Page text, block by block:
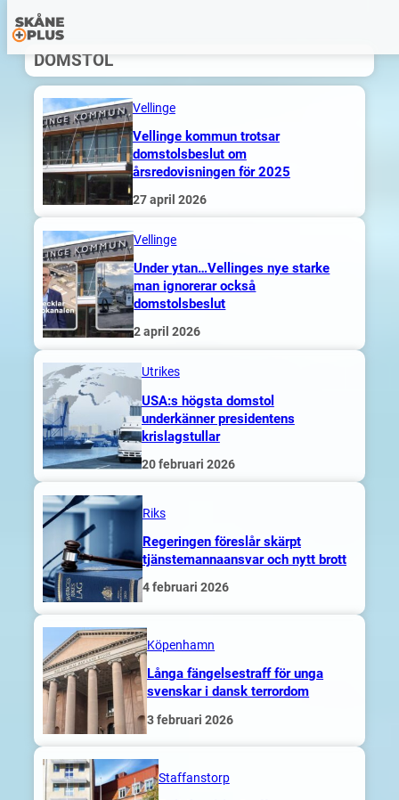
Hoppa
innehåll
DOMSTOL
Vellinge
Vellinge kommun trotsar
domstolsbeslut om
årsredovisningen för 2025
27 april 2026
Vellinge
Under ytan…Vellinges nye starke
man ignorerar också
domstolsbeslut
2 april 2026
Utrikes
USA:s högsta domstol
underkänner presidentens
krislagstullar
20 februari 2026
Riks
Regeringen föreslår skärpt
tjänstemannaansvar och nytt brott
4 februari 2026
Köpenhamn
Långa fängelsestraff för unga
svenskar i dansk terrordom
3 februari 2026
Staffanstorp